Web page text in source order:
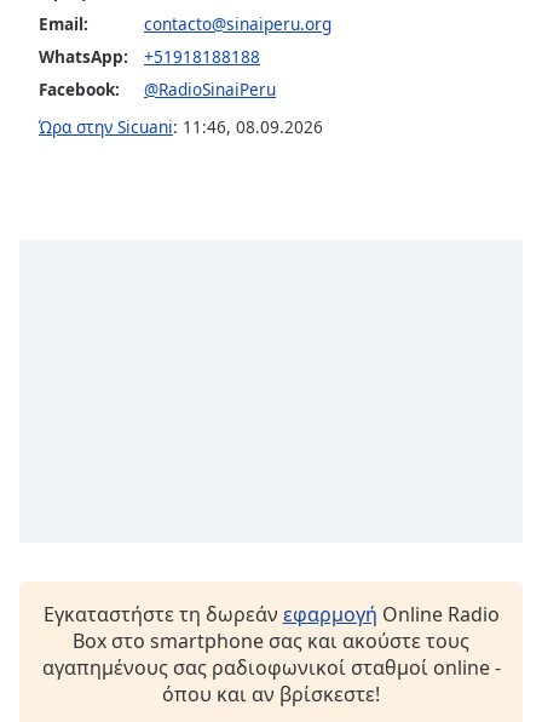
dialog
window.
Opacity
Caption
Email:
contacto@sinaiperu.org
WhatsApp:
+51918188188
Facebook:
@RadioSinaiPeru
Ώρα στην Sicuani: 11:46, 08.09.2026
Εγκαταστήστε τη δωρεάν εφαρμογή Online Radio
Box στο smartphone σας και ακούστε τους
αγαπημένους σας ραδιοφωνικοί σταθμοί online -
όπου και αν βρίσκεστε!